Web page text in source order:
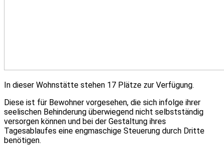
In dieser Wohnstätte stehen 17 Plätze zur Verfügung.
Diese ist für Bewohner vorgesehen, die sich infolge ihrer
seelischen Behinderung überwiegend nicht selbstständig
versorgen können und bei der Gestaltung ihres
Tagesablaufes eine engmaschige Steuerung durch Dritte
benötigen.